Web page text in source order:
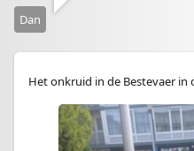
Dan
Het onkruid in de Bestevaer in